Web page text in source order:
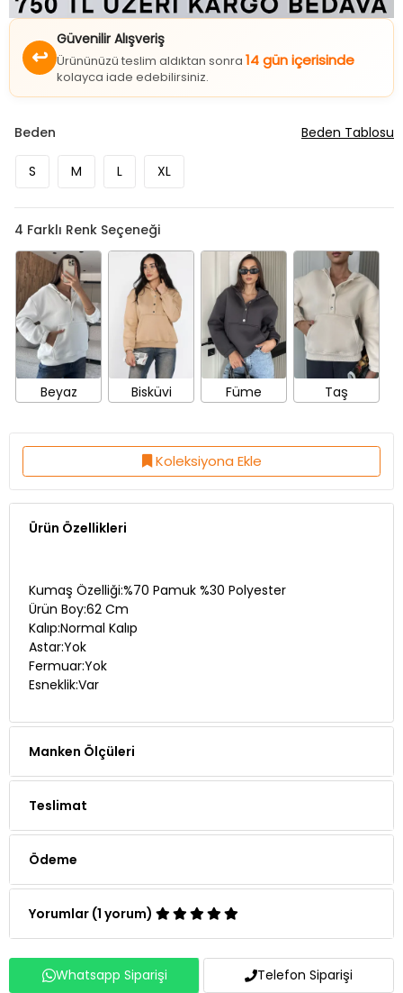
Güvenilir Alışveriş
Ürününüzü teslim aldıktan sonra
kolayca iade edebilirsiniz.
S
Beyaz Bisküvi Füme Taş
Koleksiyona Ekle
Ürün Özellikleri
Ürün Boy:62 Cm
Kalıp:Normal Kalıp
Astar:Yok
Fermuar:Yok
Esneklik:Var
Manken Ölçüleri
Teslimat
Ödeme
Yorumlar (1 yorum)